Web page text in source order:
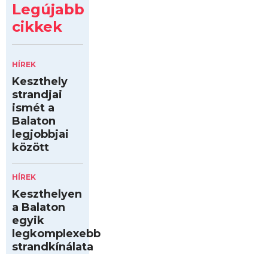
Legújabb
cikkek
HÍREK
Keszthely
strandjai
ismét a
Balaton
legjobbjai
között
HÍREK
Keszthelyen
a Balaton
egyik
legkomplexebb
strandkínálata